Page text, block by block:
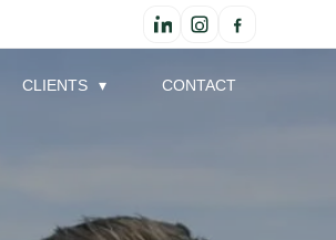
CLIENTS CONTACT